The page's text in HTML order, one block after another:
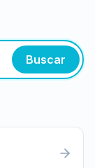
Buscar